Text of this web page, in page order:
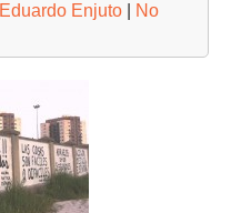
Eduardo Enjuto
No